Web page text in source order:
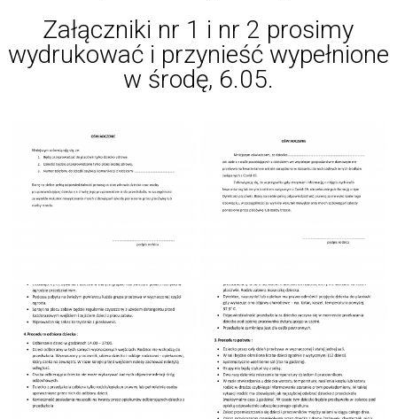
Załączniki nr 1 i nr 2 prosimy
wydrukować i przynieść wypełnione
w środę, 6.05.